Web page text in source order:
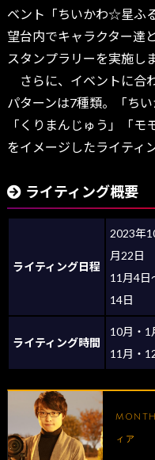
ベント「ちいかわ☆星ふ
望台内でキャラクター達
スタンプラリーを実施しま
さらに、イベントに合
パターンは7種類。「ち
「くりまんじゅう」「モ
をイメージしたライティ
ライティング概要
ライティング日程
2023年
月22日
11月4日
14日
ライティング時間
10月・
11月・
ィア